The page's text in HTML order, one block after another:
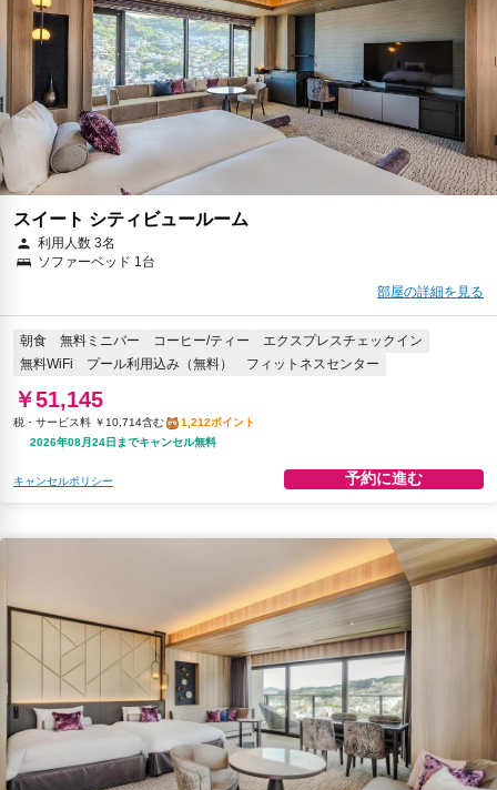
スイート シティビュールーム
利用人数 3名
ソファーベッド 1台
部屋の詳細を見る
朝食 無料ミニバー コーヒー/ティー
エクスプレスチェックイン
無料WiFi
プール利用込み（無料） フィットネスセンター
￥51,145
税・サービス料 ￥10,714含む
1,212ポイント
2026年08月24日までキャンセル無料
キャンセルポリシー 予約に進む